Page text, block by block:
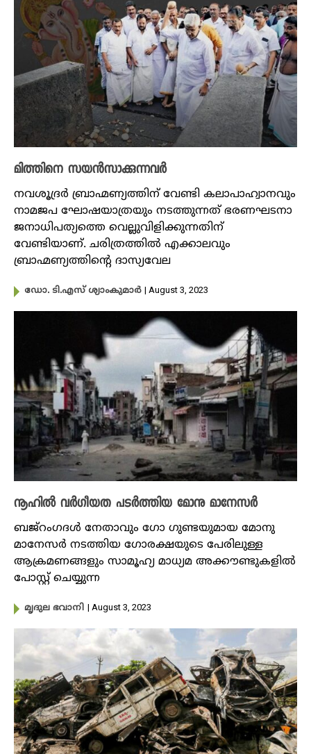
മിത്തിനെ സയൻസാക്കുന്നവർ
നവശൂദ്രർ ബ്രാഹ്മണ്യത്തിന് വേണ്ടി കലാപാഹ്വാനവും
നാമജപ ഘോഷയാത്രയും നടത്തുന്നത് ഭരണഘടനാ
ജനാധിപത്യത്തെ വെല്ലുവിളിക്കുന്നതിന്
വേണ്ടിയാണ്. ചരിത്രത്തിൽ എക്കാലവും
ബ്രാഹ്മണ്യത്തിന്റെ ദാസ്യവേല
ഡോ. ടി.എസ് ശ്യാംകുമാർ | August 3, 2023
നൂഹിൽ വർഗീയത പടർത്തിയ മോനു മാനേസര്‍
ബജ്‌റം​ഗദള്‍ നേതാവും ​ഗോ ​ഗുണ്ടയുമായ മോനു
മാനേസര്‍ നടത്തിയ ഗോരക്ഷയുടെ പേരിലുള്ള
ആക്രമണങ്ങളും സാമൂഹ്യ മാധ്യമ അക്കൗണ്ടുകളില്‍
പോസ്റ്റ് ചെയ്യുന്ന
മൃദുല ഭവാനി | August 3, 2023